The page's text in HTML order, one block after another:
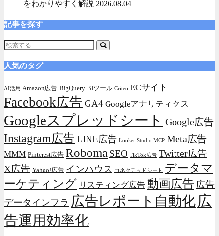
をわかりやすく解説 2026.08.04
記事を探す
人気のタグ
AI活用 Amazon広告 BigQuery BIツール Criteo ECサイト
Facebook広告 GA4 Googleアナリティクス
Googleスプレッドシート Google広告
Instagram広告 LINE広告 Looker Studio MCP Meta広告
MMM Pinterest広告 Roboma SEO TikTok広告 Twitter広告
X広告 Yahoo!広告 インハウス コネクテッドシート
データマ
ーケティング リスティング広告 動画広告 広告
データインフラ 広告レポート自動化 広
告運用効率化